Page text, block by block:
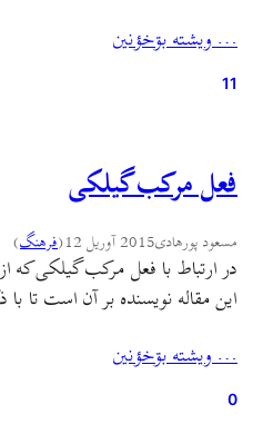
… ويشته بۊخؤنين
11
فعل مرکب گیلکی
مسعود پورهادی2015 آوریل 12 (فرهنگ)
در ارتباط با فعل مرکب گیلکی
این مقاله نویسنده بر آن است تا
… ويشته بۊخؤنين
0